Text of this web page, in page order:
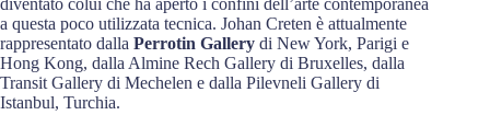
diventato colui che ha aperto i confini dell’arte contemporanea
a questa poco utilizzata tecnica. Johan Creten è attualmente
rappresentato dalla Perrotin Gallery di New York, Parigi e
Hong Kong, dalla Almine Rech Gallery di Bruxelles, dalla
Transit Gallery di Mechelen e dalla Pilevneli Gallery di
Istanbul, Turchia.